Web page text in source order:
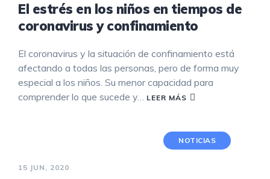
El estrés en los niños en tiempos de
coronavirus y confinamiento
El coronavirus y la situación de confinamiento está
afectando a todas las personas, pero de forma muy
especial a los niños. Su menor capacidad para
comprender lo que sucede y… LEER MÁS
NOTICIAS
15 JUN, 2020